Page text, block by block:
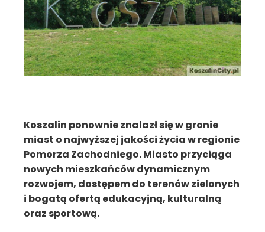
Koszalin ponownie znalazł się w gronie
miast o najwyższej jakości życia w regionie
Pomorza Zachodniego. Miasto przyciąga
nowych mieszkańców dynamicznym
rozwojem, dostępem do terenów zielonych
i bogatą ofertą edukacyjną, kulturalną
oraz sportową.